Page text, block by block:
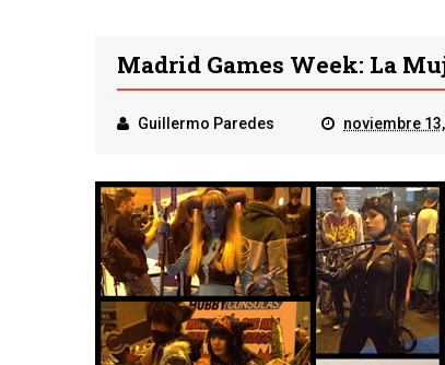
Madrid Games Week: La
Guillermo Paredes noviembre